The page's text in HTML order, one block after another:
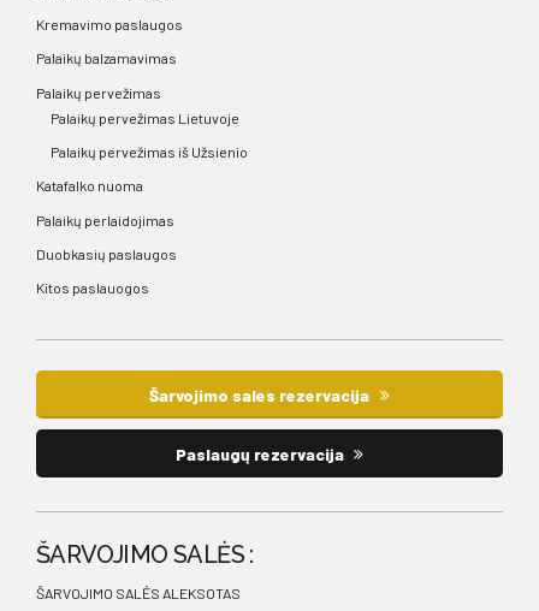
Kremavimo paslaugos
Palaikų balzamavimas
Palaikų pervežimas
Palaikų pervežimas Lietuvoje
Palaikų pervežimas iš Užsienio
Katafalko nuoma
Palaikų perlaidojimas
Duobkasių paslaugos
Kitos paslauogos
Šarvojimo sales rezervacija
Paslaugų rezervacija
ŠARVOJIMO SALĖS :
ŠARVOJIMO SALĖS ALEKSOTAS